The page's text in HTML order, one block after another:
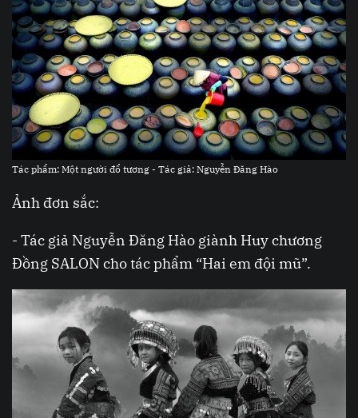
Tác phẩm: Một người đổ tương - Tác giả: Nguyễn Đăng Hào
Ảnh đơn sắc:
- Tác giả Nguyễn Đăng Hào giành Huy chương
Đồng SALON cho tác phẩm “Hai em đội mũ”.